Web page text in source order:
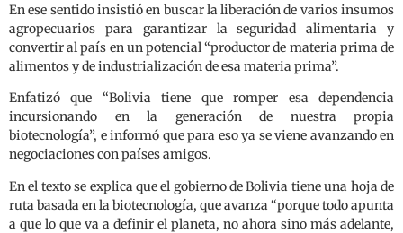
En ese sentido insistió en buscar la liberación de varios insumos
agropecuarios para garantizar la seguridad alimentaria y
convertir al país en un potencial “productor de materia prima de
alimentos y de industrialización de esa materia prima”.
Enfatizó que “Bolivia tiene que romper esa dependencia
incursionando en la generación de nuestra propia
biotecnología”, e informó que para eso ya se viene avanzando en
negociaciones con países amigos.
En el texto se explica que el gobierno de Bolivia tiene una hoja de
ruta basada en la biotecnología, que avanza “porque todo apunta
a que lo que va a definir el planeta, no ahora sino más adelante,